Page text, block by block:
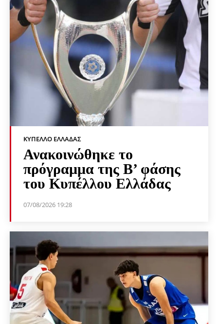
ΚΎΠΕΛΛΟ ΕΛΛΆΔΑΣ
Ανακοινώθηκε το
πρόγραμμα της Β’ φάσης
του Κυπέλλου Ελλάδας
07/08/2026 19:28